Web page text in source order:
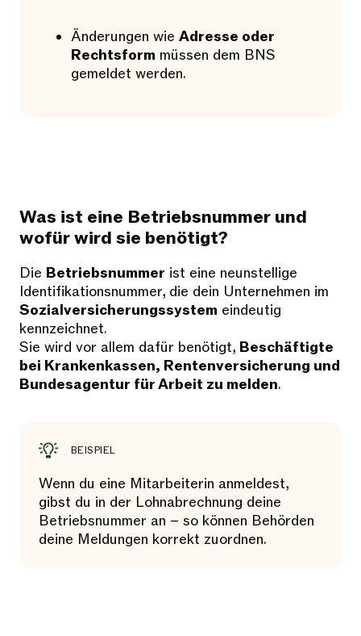
Änderungen wie Adresse oder
Rechtsform müssen dem BNS
gemeldet werden.
Was ist eine Betriebsnummer und
wofür wird sie benötigt?
Die Betriebsnummer ist eine neunstellige
Identifikationsnummer, die dein Unternehmen im
Sozialversicherungssystem eindeutig
kennzeichnet.
Sie wird vor allem dafür benötigt, Beschäftigte
bei Krankenkassen, Rentenversicherung und
Bundesagentur für Arbeit zu melden.
BEISPIEL
Wenn du eine Mitarbeiterin anmeldest,
gibst du in der Lohnabrechnung deine
Betriebsnummer an – so können Behörden
deine Meldungen korrekt zuordnen.